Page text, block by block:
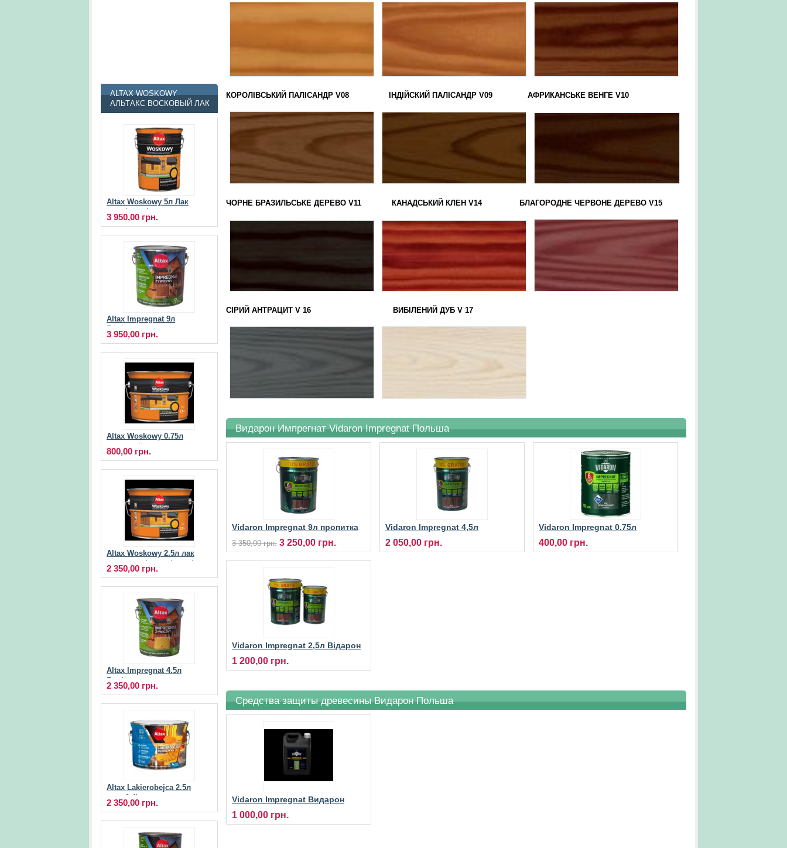
КОРОЛІВСЬКИЙ ПАЛІСАНДР V08 ІНДІЙСКИЙ ПАЛІСАНДР V09 АФРИКАНСЬКЕ ВЕНГЕ V10
ЧОРНЕ БРАЗИЛЬСЬКЕ ДЕРЕВО V11 КАНАДСЬКИЙ КЛЕН V14 БЛАГОРОДНЕ ЧЕРВОНЕ ДЕРЕВО V15
СІРИЙ АНТРАЦИТ V 16 ВИБІЛЕНИЙ ДУБ V 17
Видарон Импрегнат Vidaron Impregnat Польша
Vidaron Impregnat 9л пропитка
для дерева
3 350,00 грн. 3 250,00 грн.
Vidaron Impregnat 4,5л
просочення захисно-
декоративне
2 050,00 грн.
Vidaron Impregnat 0.75л
просочення захисно-
декоративне
400,00 грн.
Vidaron Impregnat 2,5л Відарон
Імпрегнат просочення
захисно-декоративне
1 200,00 грн.
Средства защиты древесины Видарон Польша
Vidaron Impregnat Видарон
Просочення конструкційне –
концентрат 1:9
1 000,00 грн.
ALTAX WOSKOWY
АЛЬТАКС ВОСКОВЫЙ ЛАК
Altax Woskowy 5л Лак
для фасадів
3 950,00 грн.
Altax Impregnat 9л
Zywiczny пропитка для
дерева
3 950,00 грн.
Altax Woskowy 0.75л
восковий лак для
фасадів
800,00 грн.
Altax Woskowy 2.5л лак
для дерев’яних фасадів
2 350,00 грн.
Altax Impregnat 4.5л
Zywiczny пропитка для
дерева
2 350,00 грн.
Altax Lakierobejca 2.5л
лакобейц для дерева
2 350,00 грн.